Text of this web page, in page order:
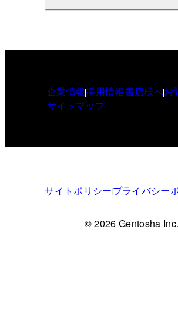
企業情報採用情報書店様へお
サイトマップ
サイトポリシープライバシー
© 2026 Gentosha Inc.